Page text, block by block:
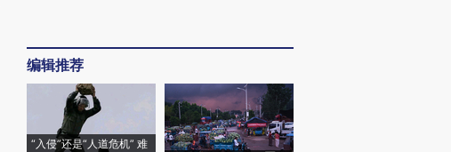
编辑推荐
“入侵”还是“人道危机” 难